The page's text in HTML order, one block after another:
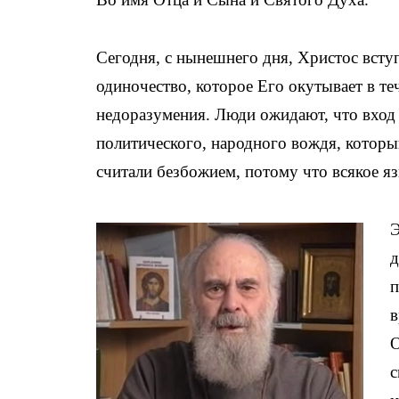
Сегодня, с нынешнего дня, Христос
одиночество, которое Его окутывает в
недоразумения. Люди ожидают, что
политического, народного вождя,
считали безбожием, потому что всякое